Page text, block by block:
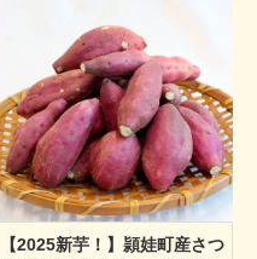
【2025新芋！】頴娃町産さつ